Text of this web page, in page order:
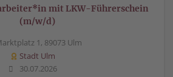
mit LKW-Führerschein
(m/w/d)
1, 89073 Ulm
Stadt Ulm
30.07.2026